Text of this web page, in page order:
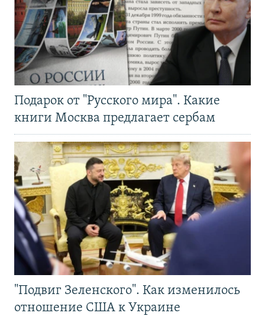
Подарок от "Русского мира". Какие
книги Москва предлагает сербам
"Подвиг Зеленского". Как изменилось
отношение США к Украине